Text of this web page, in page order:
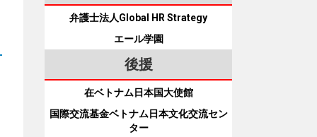
弁護士法人Global HR Strategy
エール学園
後援
在ベトナム日本国大使館
国際交流基金ベトナム日本文化交流セン
ター